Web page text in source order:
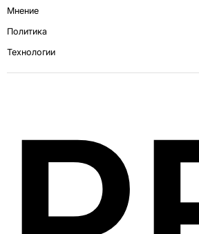
Мнение
Политика
Технологии